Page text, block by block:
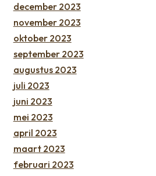
december 2023
november 2023
oktober 2023
september 2023
augustus 2023
juli 2023
juni 2023
mei 2023
april 2023
maart 2023
februari 2023